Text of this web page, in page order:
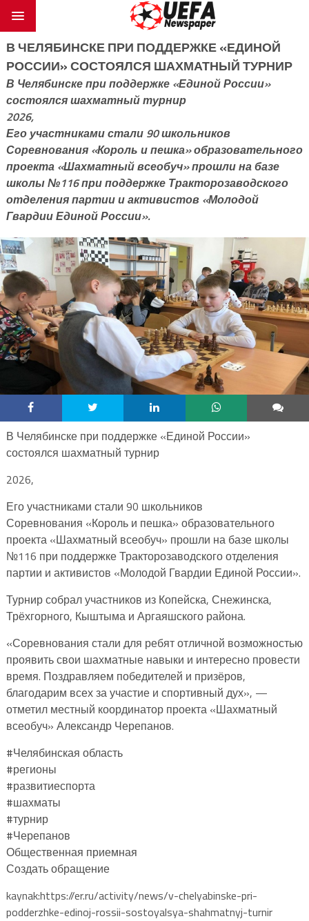
В ЧЕЛЯБИНСКЕ ПРИ ПОДДЕРЖКЕ «ЕДИНОЙ
РОССИИ» СОСТОЯЛСЯ ШАХМАТНЫЙ ТУРНИР
В Челябинске при поддержке «Единой России»
состоялся шахматный турнир
2026,
Его участниками стали 90 школьников
Соревнования «Король и пешка» образовательного
проекта «Шахматный всеобуч» прошли на базе
школы №116 при поддержке Тракторозаводского
отделения партии и активистов «Молодой
Гвардии Единой России».
В Челябинске при поддержке «Единой России»
состоялся шахматный турнир
2026,
Его участниками стали 90 школьников
Соревнования «Король и пешка» образовательного
проекта «Шахматный всеобуч» прошли на базе школы
№116 при поддержке Тракторозаводского отделения
партии и активистов «Молодой Гвардии Единой России».
Турнир собрал участников из Копейска, Снежинска,
Трёхгорного, Кыштыма и Аргаяшского района.
«Соревнования стали для ребят отличной возможностью
проявить свои шахматные навыки и интересно провести
время. Поздравляем победителей и призёров,
благодарим всех за участие и спортивный дух», —
отметил местный координатор проекта «Шахматный
всеобуч» Александр Черепанов.
#Челябинская область
#регионы
#развитиеспорта
#шахматы
#турнир
#Черепанов
Общественная приемная
Создать обращение
kaynak:https://er.ru/activity/news/v-chelyabinske-pri-
podderzhke-edinoj-rossii-sostoyalsya-shahmatnyj-turnir